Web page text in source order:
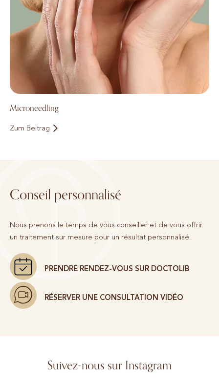
Microneedling
Zum Beitrag
Conseil personnalisé
Nous prenons le temps de vous conseiller et de vous offrir
un traitement sur mesure pour un résultat personnalisé.
PRENDRE RENDEZ-VOUS SUR DOCTOLIB
RÉSERVER UNE CONSULTATION VIDÉO
Suivez-nous sur Instagram